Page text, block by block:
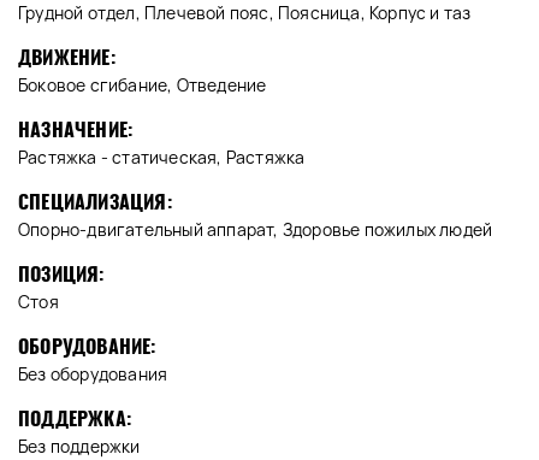
Грудной отдел, Плечевой пояс, Поясница, Корпус и таз
ДВИЖЕНИЕ:
Боковое сгибание, Отведение
НАЗНАЧЕНИЕ:
Растяжка - статическая, Растяжка
СПЕЦИАЛИЗАЦИЯ:
Опорно-двигательный аппарат, Здоровье пожилых людей
ПОЗИЦИЯ:
Стоя
ОБОРУДОВАНИЕ:
Без оборудования
ПОДДЕРЖКА:
Без поддержки